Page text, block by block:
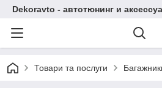
Dekoravto - автотюнинг и
Товари та послуги